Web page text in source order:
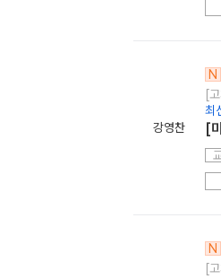
강영찬
N
[
최
[
N
[